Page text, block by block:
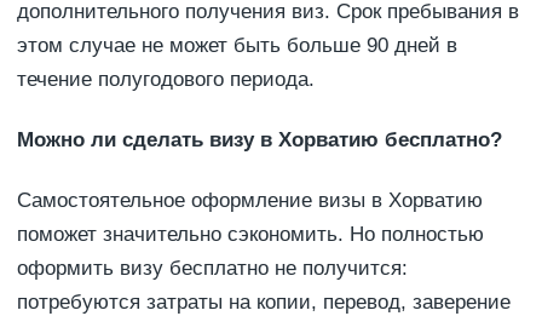
дополнительного получения виз. Срок пребывания в
этом случае не может быть больше 90 дней в
течение полугодового периода.
Можно ли сделать визу в Хорватию бесплатно?
Самостоятельное оформление визы в Хорватию
поможет значительно сэкономить. Но полностью
оформить визу бесплатно не получится:
потребуются затраты на копии, перевод, заверение